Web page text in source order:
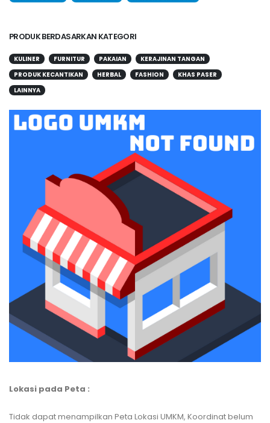
PRODUK BERDASARKAN KATEGORI
KULINER FURNITUR PAKAIAN
KERAJINAN TANGAN
PRODUK KECANTIKAN
HERBAL FASHION
KHAS PASER
LAINNYA
Lokasi pada Peta :
Tidak dapat menampilkan Peta Lokasi UMKM, Koordinat belum